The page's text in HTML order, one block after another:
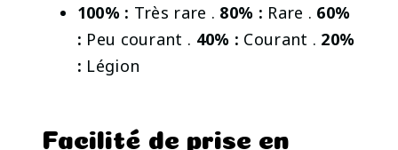
100% : Très rare . 80% : Rare . 60%
: Peu courant . 40% : Courant . 20%
: Légion
Facilité de prise en